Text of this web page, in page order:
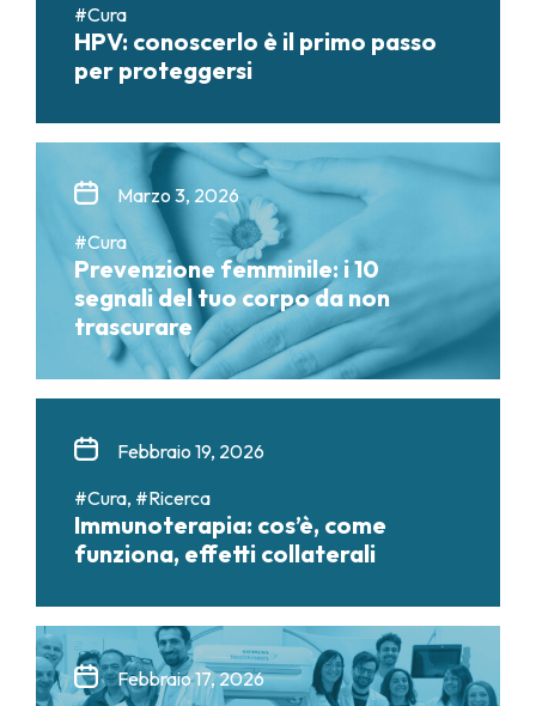
#Cura
HPV: conoscerlo è il primo passo
per proteggersi
Marzo 3, 2026
#Cura
Prevenzione femminile: i 10
segnali del tuo corpo da non
trascurare
Febbraio 19, 2026
#Cura, #Ricerca
Immunoterapia: cos’è, come
funziona, effetti collaterali
Febbraio 17, 2026